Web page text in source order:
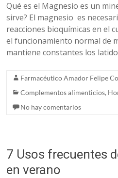
Qué es el Magnesio es un
sirve? El magnesio es
reacciones bioquímicas en el
el funcionamiento normal de
mantiene constantes los
Farmacéutico Amador Felipe
Complementos alimenticios,
No hay comentarios
7 Usos frecuentes
en verano